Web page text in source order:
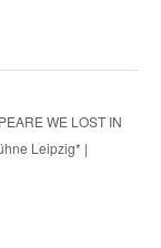
WE LOST IN
Leipzig* |